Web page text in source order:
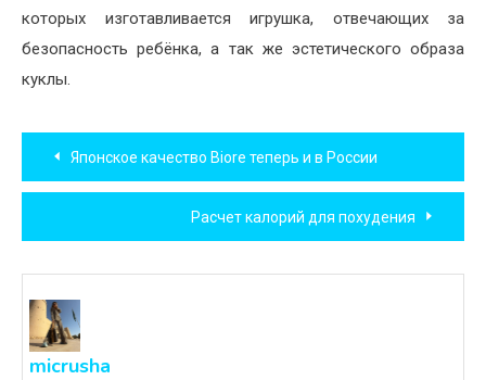
которых изготавливается игрушка, отвечающих за
безопасность ребёнка, а так же эстетического образа
куклы.
Навигация
по
записям
Японское качество Biore теперь и в России
Расчет калорий для похудения
micrusha